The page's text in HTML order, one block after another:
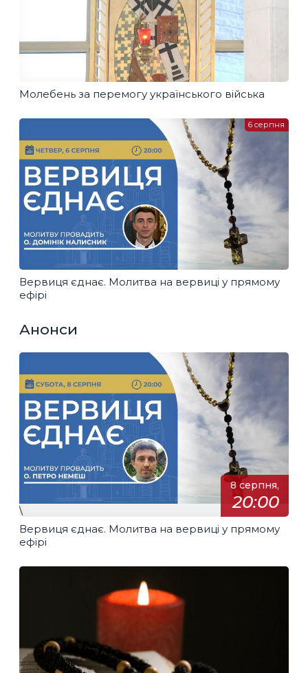
Молебень за перемогу українського війська
Вервиця єднає. Молитва на вервиці у прямому
ефірі
6 серпня
Анонси
8 серпня,
20:00
\
Вервиця єднає. Молитва на вервиці у прямому
ефірі